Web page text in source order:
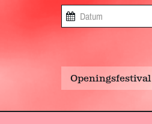
Openingsfestival